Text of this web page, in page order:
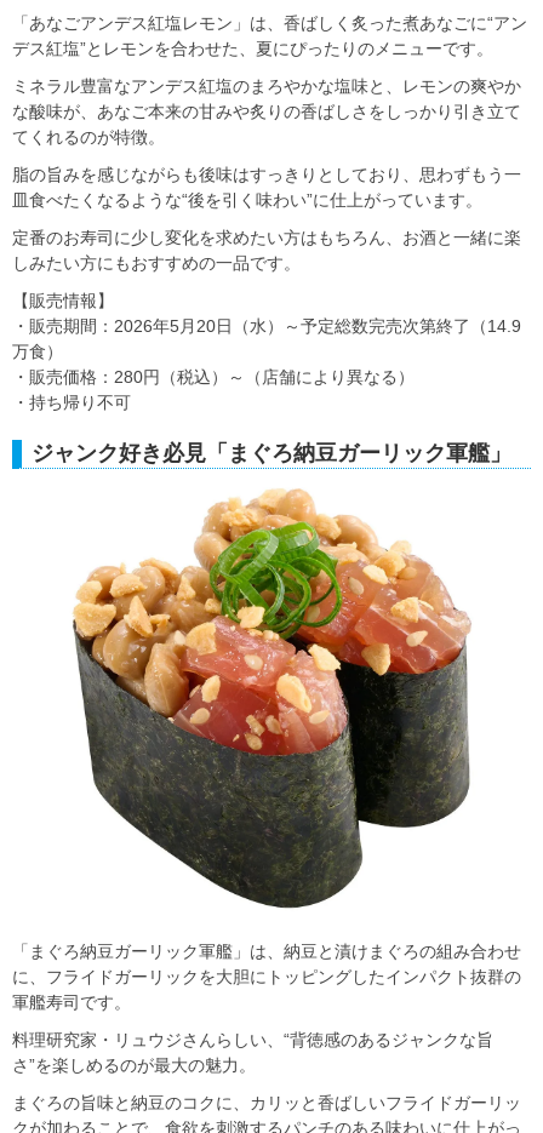
「あなごアンデス紅塩レモン」は、香ばしく炙った煮あなごに“アン
デス紅塩”とレモンを合わせた、夏にぴったりのメニューです。
ミネラル豊富なアンデス紅塩のまろやかな塩味と、レモンの爽やか
な酸味が、あなご本来の甘みや炙りの香ばしさをしっかり引き立て
てくれるのが特徴。
脂の旨みを感じながらも後味はすっきりとしており、思わずもう一
皿食べたくなるような“後を引く味わい”に仕上がっています。
定番のお寿司に少し変化を求めたい方はもちろん、お酒と一緒に楽
しみたい方にもおすすめの一品です。
【販売情報】
・販売期間：2026年5月20日（水）～予定総数完売次第終了（14.9
万食）
・販売価格：280円（税込）～（店舗により異なる）
・持ち帰り不可
ジャンク好き必見「まぐろ納豆ガーリック軍艦」
「まぐろ納豆ガーリック軍艦」は、納豆と漬けまぐろの組み合わせ
に、フライドガーリックを大胆にトッピングしたインパクト抜群の
軍艦寿司です。
料理研究家・リュウジさんらしい、“背徳感のあるジャンクな旨
さ”を楽しめるのが最大の魅力。
まぐろの旨味と納豆のコクに、カリッと香ばしいフライドガーリッ
クが加わることで、食欲を刺激するパンチのある味わいに仕上がっ